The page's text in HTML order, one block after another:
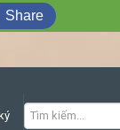
Share